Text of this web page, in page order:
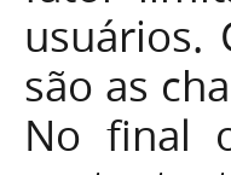
usuários.
são as
No final